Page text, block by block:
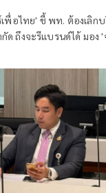
พื่อไทย' ชี้ พท. ต้องเลิก
ถึงจะรีแบรนด์ได้ มอง '